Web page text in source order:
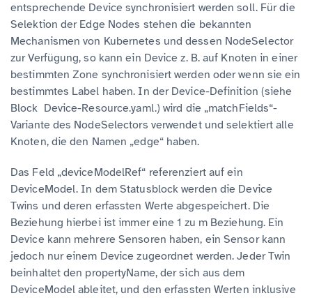
entsprechende Device synchronisiert werden soll. Für die
Selektion der Edge Nodes stehen die bekannten
Mechanismen von Kubernetes und dessen NodeSelector
zur Verfügung, so kann ein Device z. B. auf Knoten in einer
bestimmten Zone synchronisiert werden oder wenn sie ein
bestimmtes Label haben. In der Device-Definition (siehe
Block Device-Resource.yaml.) wird die „matchFields“-
Variante des NodeSelectors verwendet und selektiert alle
Knoten, die den Namen „edge“ haben.
Das Feld „deviceModelRef“ referenziert auf ein
DeviceModel. In dem Statusblock werden die Device
Twins und deren erfassten Werte abgespeichert. Die
Beziehung hierbei ist immer eine 1 zu m Beziehung. Ein
Device kann mehrere Sensoren haben, ein Sensor kann
jedoch nur einem Device zugeordnet werden. Jeder Twin
beinhaltet den propertyName, der sich aus dem
DeviceModel ableitet, und den erfassten Werten inklusive